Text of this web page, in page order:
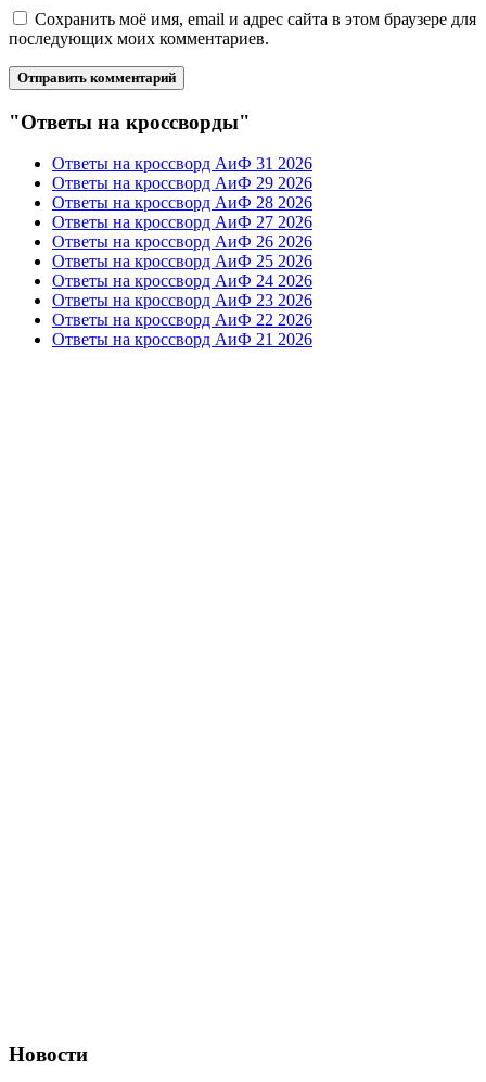
Сохранить моё имя, email и адрес сайта в этом браузере для
последующих моих комментариев.
"Ответы на кроссворды"
Ответы на кроссворд АиФ 31 2026
Ответы на кроссворд АиФ 29 2026
Ответы на кроссворд АиФ 28 2026
Ответы на кроссворд АиФ 27 2026
Ответы на кроссворд АиФ 26 2026
Ответы на кроссворд АиФ 25 2026
Ответы на кроссворд АиФ 24 2026
Ответы на кроссворд АиФ 23 2026
Ответы на кроссворд АиФ 22 2026
Ответы на кроссворд АиФ 21 2026
Новости